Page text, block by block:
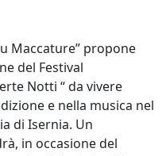
Maccature” propone
del Festival
Notti “ da vivere
e nella musica nel
di Isernia. Un
in occasione del